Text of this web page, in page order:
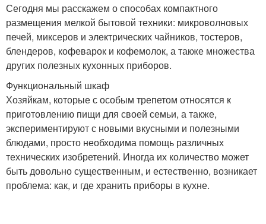
Сегодня мы расскажем о способах компактного
размещения мелкой бытовой техники: микроволновых
печей, миксеров и электрических чайников, тостеров,
блендеров, кофеварок и кофемолок, а также множества
других полезных кухонных приборов.
Функциональный шкаф
Хозяйкам, которые с особым трепетом относятся к
приготовлению пищи для своей семьи, а также,
экспериментируют с новыми вкусными и полезными
блюдами, просто необходима помощь различных
технических изобретений. Иногда их количество может
быть довольно существенным, и естественно, возникает
проблема: как, и где хранить приборы в кухне.